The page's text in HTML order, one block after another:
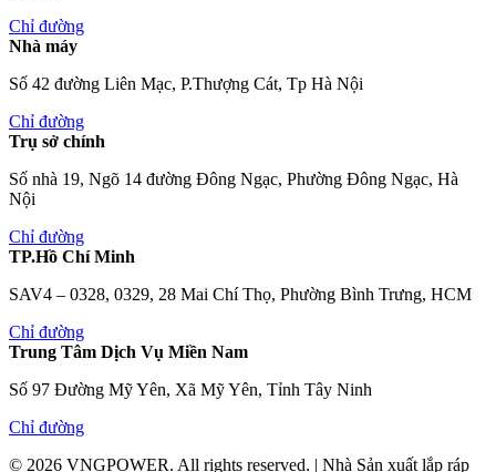
Chỉ đường
Nhà máy
Số 42 đường Liên Mạc, P.Thượng Cát, Tp Hà Nội
Chỉ đường
Trụ sở chính
Số nhà 19, Ngõ 14 đường Đông Ngạc, Phường Đông Ngạc, Hà
Nội
Chỉ đường
TP.Hồ Chí Minh
SAV4 – 0328, 0329, 28 Mai Chí Thọ, Phường Bình Trưng, HCM
Chỉ đường
Trung Tâm Dịch Vụ Miền Nam
Số 97 Đường Mỹ Yên, Xã Mỹ Yên, Tỉnh Tây Ninh
Chỉ đường
© 2026 VNGPOWER. All rights reserved. | Nhà Sản xuất lắp ráp